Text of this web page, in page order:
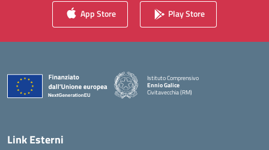
App Store Play Store
Istituto Comprensivo
Ennio Galice
Civitavecchia (RM)
Link Esterni